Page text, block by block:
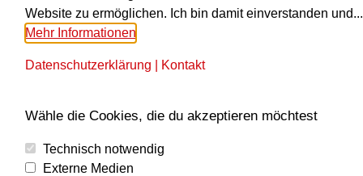
Obmann Paul Traxler
+43 664 6183919
Finde uns auf:
Seite
wird
in
MUSIKALISCHE LEITUNG
Alexander Reisinger
M: +43 664 5243253
Website zu ermöglichen. Ich bin damit einverstanden und...
Mehr Informationen
Datenschutzerklärung Kontakt
Wähle die Cookies, die du akzeptieren möchtest
Technisch notwendig
Externe Medien